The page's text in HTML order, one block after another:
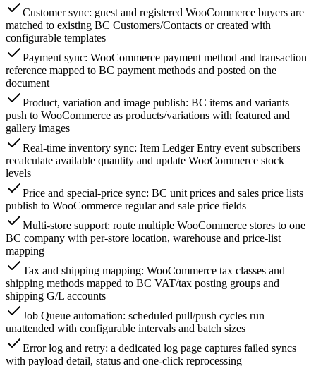
Customer sync: guest and registered WooCommerce buyers are
matched to existing BC Customers/Contacts or created with
configurable templates
Payment sync: WooCommerce payment method and transaction
reference mapped to BC payment methods and posted on the
document
Product, variation and image publish: BC items and variants
push to WooCommerce as products/variations with featured and
gallery images
Real-time inventory sync: Item Ledger Entry event subscribers
recalculate available quantity and update WooCommerce stock
levels
Price and special-price sync: BC unit prices and sales price lists
publish to WooCommerce regular and sale price fields
Multi-store support: route multiple WooCommerce stores to one
BC company with per-store location, warehouse and price-list
mapping
Tax and shipping mapping: WooCommerce tax classes and
shipping methods mapped to BC VAT/tax posting groups and
shipping G/L accounts
Job Queue automation: scheduled pull/push cycles run
unattended with configurable intervals and batch sizes
Error log and retry: a dedicated log page captures failed syncs
with payload detail, status and one-click reprocessing